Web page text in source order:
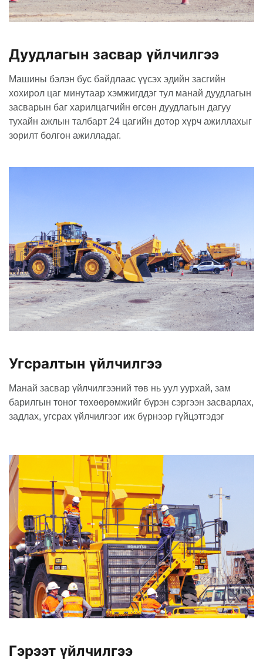
Дуудлагын засвар үйлчилгээ
Машины бэлэн бус байдлаас үүсэх эдийн засгийн
хохирол цаг минутаар хэмжигддэг тул манай дуудлагын
засварын баг харилцагчийн өгсөн дуудлагын дагуу
тухайн ажлын талбарт 24 цагийн дотор хүрч ажиллахыг
зорилт болгон ажилладаг.
Угсралтын үйлчилгээ
Манай засвар үйлчилгээний төв нь уул уурхай, зам
барилгын тоног төхөөрөмжийг бүрэн сэргээн засварлах,
задлах, угсрах үйлчилгээг иж бүрнээр гүйцэтгэдэг
Гэрээт үйлчилгээ